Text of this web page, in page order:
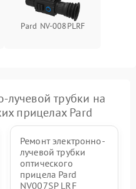
Pard NV-008PLRF
лучевой трубки на
прицелах Pard
Ремонт электронно-
лучевой трубки
оптического
прицела Pard
NV007SP LRF